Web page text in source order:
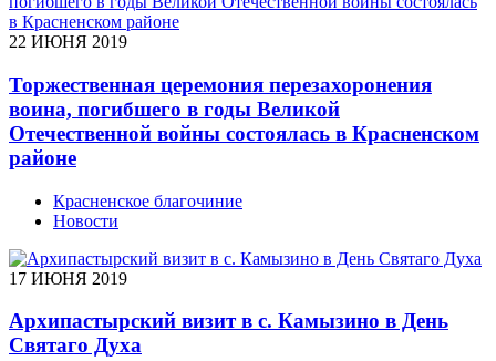
22 ИЮНЯ 2019
Торжественная церемония перезахоронения
воина, погибшего в годы Великой
Отечественной войны состоялась в Красненском
районе
Красненское благочиние
Новости
17 ИЮНЯ 2019
Архипастырский визит в с. Камызино в День
Святаго Духа